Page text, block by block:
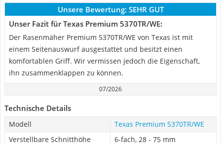
Unsere Bewertung: SEHR GUT
Unser Fazit für Texas Premium 5370TR/WE:
Der Rasenmäher Premium 5370TR/WE von Texas ist mit
einem Seitenauswurf ausgestattet und besitzt einen
komfortablen Griff. Wir vermissen jedoch die Eigenschaft,
ihn zusammenklappen zu können.
07/2026
Technische Details
Modell
Texas Premium 5370TR/WE
Verstellbare Schnitthöhe
6-fach, 28 - 75 mm